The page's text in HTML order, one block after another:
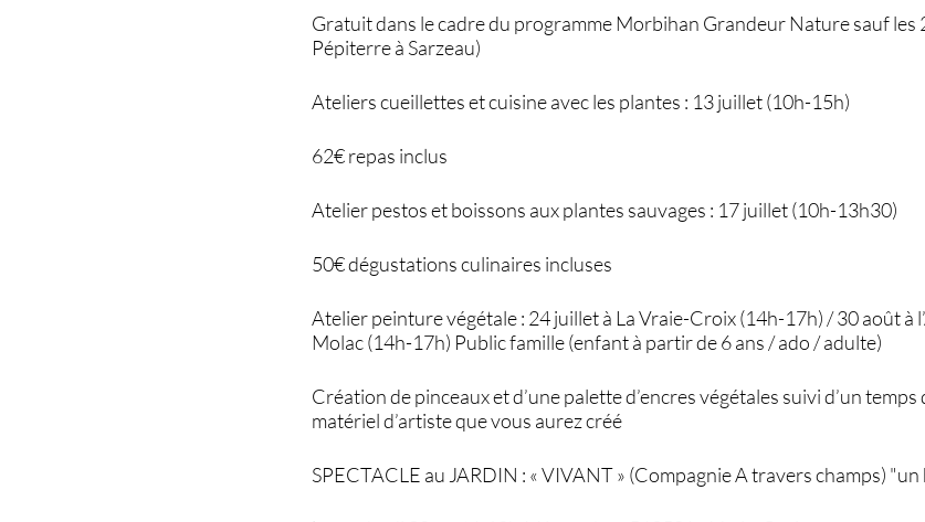
Gratuit dans le cadre du programme Morbihan Grandeur Nature sauf les
Pépiterre à Sarzeau)
Ateliers cueillettes et cuisine avec les plantes : 13 juillet (10h-15h)
62€ repas inclus
Atelier pestos et boissons aux plantes sauvages : 17 juillet (10h-13h30)
50€ dégustations culinaires incluses
Atelier peinture végétale : 24 juillet à La Vraie-Croix (14h-17h) / 30 août à
Molac (14h-17h) Public famille (enfant à partir de 6 ans / ado / adulte)
Création de pinceaux et d’une palette d’encres végétales suivi d’un
matériel d’artiste que vous aurez créé
SPECTACLE au JARDIN : « VIVANT » (Compagnie A travers champs)